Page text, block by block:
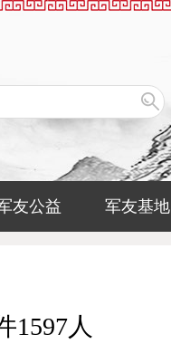
友公益 军友基地
1597人